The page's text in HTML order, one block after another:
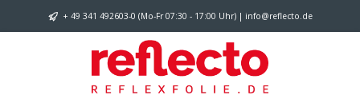
Zum Hauptinhalt springen
+ 49 341 492603-0 (Mo-Fr 07:30 - 17:00 Uhr) | info@reflecto.de